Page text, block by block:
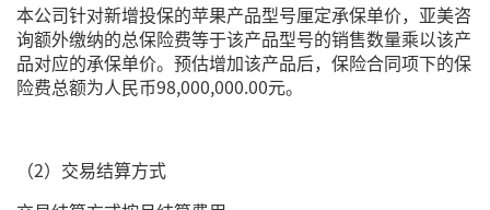
本公司针对新增投保的苹果产品型号厘定承保单价，亚美咨
询额外缴纳的总保险费等于该产品型号的销售数量乘以该产
品对应的承保单价。预估增加该产品后，保险合同项下的保
险费总额为人民币98,000,000.00元。
（2）交易结算方式